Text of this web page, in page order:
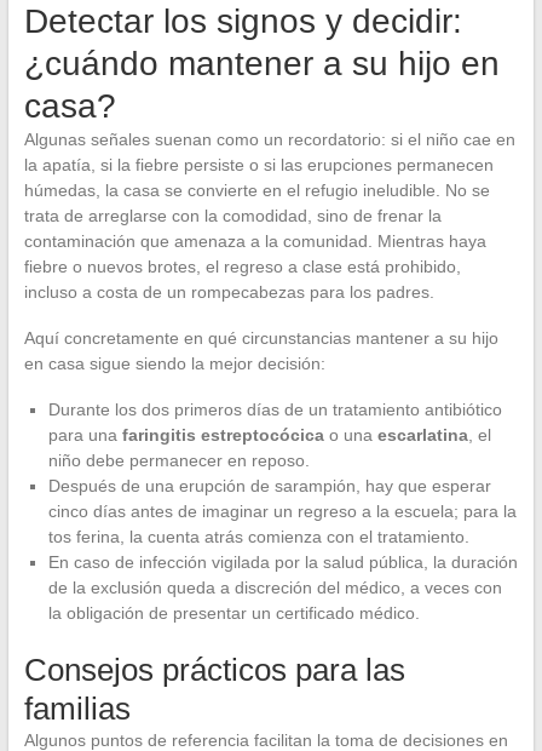
Detectar los signos y decidir:
¿cuándo mantener a su hijo en
casa?
Algunas señales suenan como un recordatorio: si el niño cae en
la apatía, si la fiebre persiste o si las erupciones permanecen
húmedas, la casa se convierte en el refugio ineludible. No se
trata de arreglarse con la comodidad, sino de frenar la
contaminación que amenaza a la comunidad. Mientras haya
fiebre o nuevos brotes, el regreso a clase está prohibido,
incluso a costa de un rompecabezas para los padres.
Aquí concretamente en qué circunstancias mantener a su hijo
en casa sigue siendo la mejor decisión:
Durante los dos primeros días de un tratamiento antibiótico
para una faringitis estreptocócicao una escarlatina, el
niño debe permanecer en reposo.
Después de una erupción de sarampión, hay que esperar
cinco días antes de imaginar un regreso a la escuela; para la
tos ferina, la cuenta atrás comienza con el tratamiento.
En caso de infección vigilada por la salud pública, la duración
de la exclusión queda a discreción del médico, a veces con
la obligación de presentar un certificado médico.
Consejos prácticos para las
familias
Algunos puntos de referencia facilitan la toma de decisiones en